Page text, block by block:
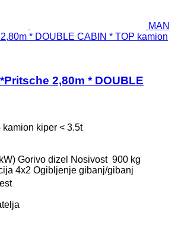
MAN
* DOUBLE CABIN * TOP kamion
2,80m * DOUBLE
kiper < 3.5t
Gorivo dizel Nosivost 900 kg
4x2 Ogibljenje gibanj/gibanj